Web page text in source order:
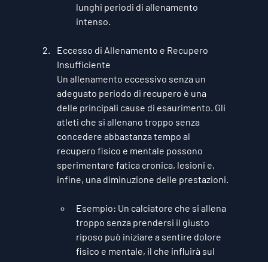
lunghi periodi di allenamento
intenso.
Eccesso di Allenamento e Recupero
Insufficiente
Un allenamento eccessivo senza un
adeguato periodo di recupero è una
delle principali cause di esaurimento. Gli
atleti che si allenano troppo senza
concedere abbastanza tempo al
recupero fisico e mentale possono
sperimentare fatica cronica, lesioni e,
infine, una diminuzione delle prestazioni.
Esempio: Un calciatore che si allena
troppo senza prendersi il giusto
riposo può iniziare a sentire dolore
fisico e mentale, il che influirà sul